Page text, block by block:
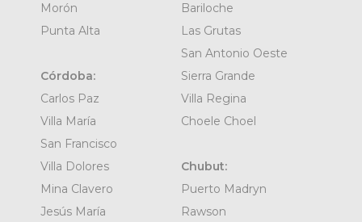
Morón
Punta Alta
Córdoba:
Carlos Paz
Villa María
San Francisco
Villa Dolores
Mina Clavero
Jesús María
Bariloche
Las Grutas
San Antonio Oeste
Sierra Grande
Villa Regina
Choele Choel
Chubut:
Puerto Madryn
Rawson